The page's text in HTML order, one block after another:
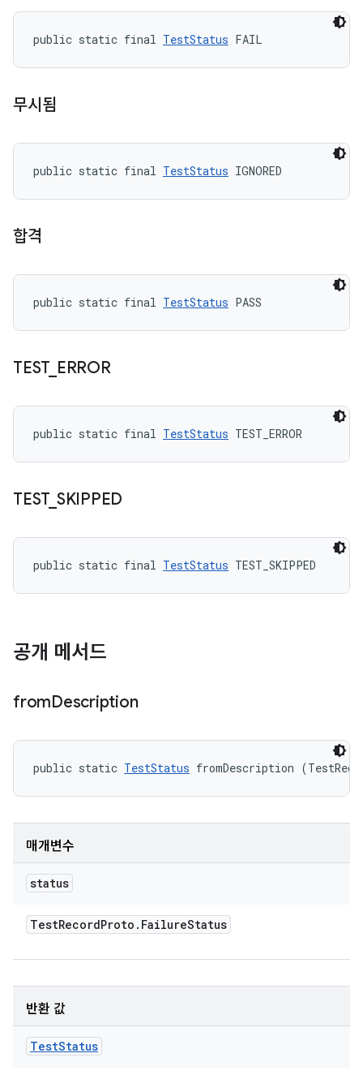
public static final TestStatus FAIL
무시됨
public static final TestStatus IGNORED
합격
public static final TestStatus PASS
TEST_ ERROR
public static final TestStatus TEST_ERROR
TEST_ SKIPPED
public static final TestStatus TEST_SKIPPED
공개 메서드
fromDescription
public static TestStatus fromDescription
매개변수
status
TestRecordProto . FailureStatus
반환 값
TestStatus